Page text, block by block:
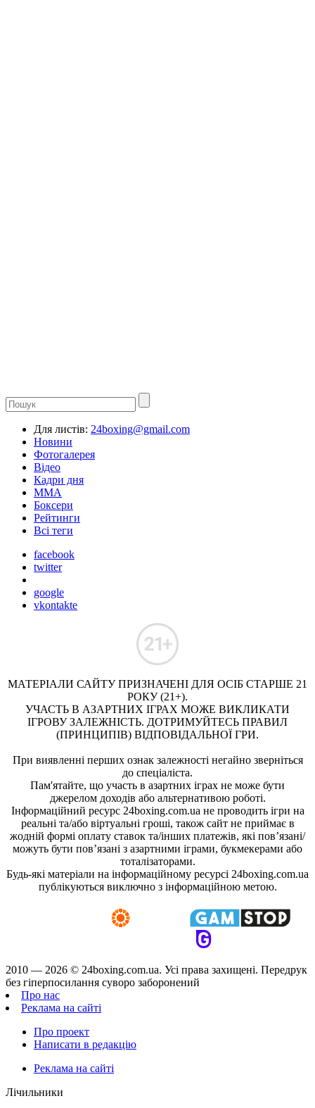
Для листів: 24boxing@gmail.com
Новини
Фотогалерея
Відео
Кадри дня
ММА
Боксери
Рейтинги
Всі теги
facebook
twitter
google
vkontakte
МАТЕРІАЛИ САЙТУ ПРИЗНАЧЕНІ ДЛЯ ОСІБ СТАРШЕ 21
РОКУ (21+).
УЧАСТЬ В АЗАРТНИХ ІГРАХ МОЖЕ ВИКЛИКАТИ
ІГРОВУ ЗАЛЕЖНІСТЬ. ДОТРИМУЙТЕСЬ ПРАВИЛ
(ПРИНЦИПІВ) ВІДПОВІДАЛЬНОЇ ГРИ.
При виявленні перших ознак залежності негайно зверніться
до спеціаліста.
Пам'ятайте, що участь в азартних іграх не може бути
джерелом доходів або альтернативою роботі.
Інформаційний ресурс 24boxing.com.ua не проводить ігри на
реальні та/або віртуальні гроші, також сайт не приймає в
жодній формі оплату ставок та/інших платежів, які пов’язані/
можуть бути пов’язані з азартними іграми, букмекерами або
тоталізаторами.
Будь-які матеріали на інформаційному ресурсі 24boxing.com.ua
публікуються виключно з інформаційною метою.
2010 — 2026 © 24boxing.com.ua. Усi права захищенi. Передрук
без гіперпосилання суворо заборонений
Про нас
Реклама на сайті
Про проект
Написати в редакцію
Реклама на сайті
Лічильники